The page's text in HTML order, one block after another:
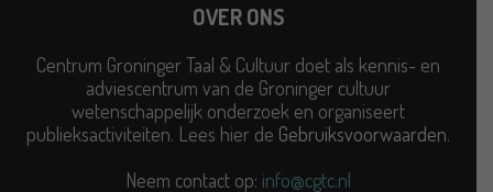
OVER ONS
Centrum Groninger Taal & Cultuur doet als kennis- en
adviescentrum van de Groninger cultuur
wetenschappelijk onderzoek en organiseert
publieksactiviteiten. Lees hier de Gebruiksvoorwaarden.
Neem contact op: info@cgtc.nl